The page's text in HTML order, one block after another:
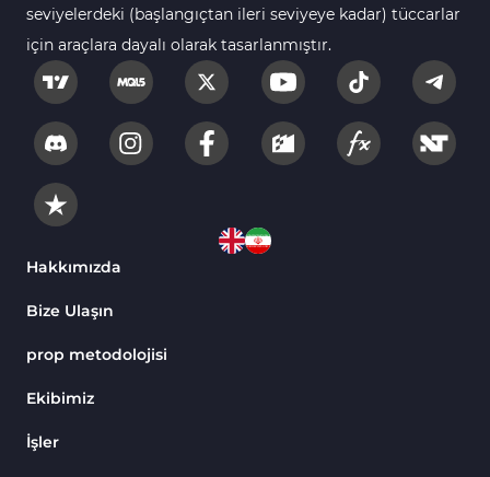
Binary Options MT4
Göstergeleri
Öncü MT4 Göstergeleri 75
Akıllı Para MT4 Göstergeleri 74
Destek ve Direnç MT4
Harmonik MT4 Göstergeleri
Aşırı Alım ve Aşırı Satım MT4
Göstergeleri
seviyelerdeki (başlangıçtan ileri seviyeye kadar) tüccarlar
için araçlara dayalı olarak tasarlanmıştır.
Hakkımızda
Bize Ulaşın
prop metodolojisi
Ekibimiz
İşler